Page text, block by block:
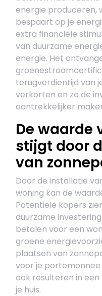
energie produceren,
bespaart op je
extra financiële
van duurzame
energie. Het
terugverdientijd van
verkorten en zo de
aantrekkelijker
De waarde
stijgt door
van
Door de installatie
woning kan de
Potentiële kopers
duurzame
betalen voor een
groene
plaatsen van
voor je
ook resulteren in
je huis.